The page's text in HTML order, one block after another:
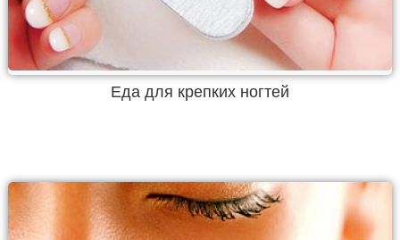
Еда для крепких ногтей